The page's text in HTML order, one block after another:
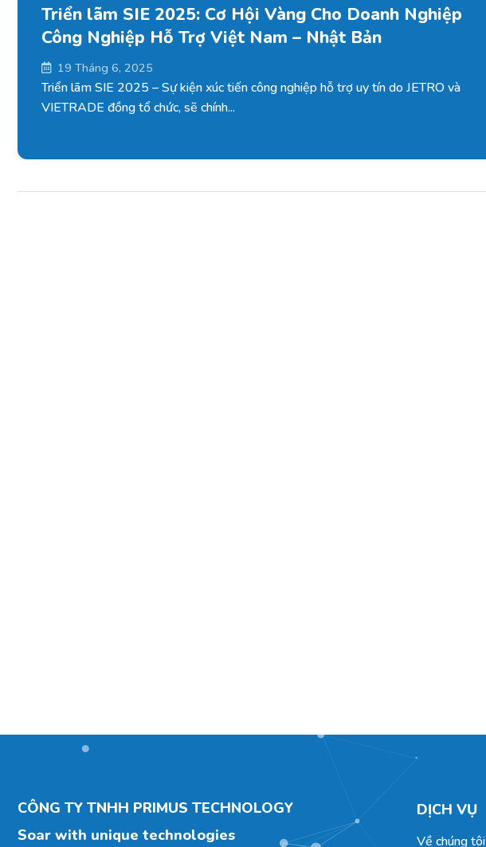
Triển lãm SIE 2025: Cơ Hội Vàng Cho Doanh Nghiệp
Công Nghiệp Hỗ Trợ Việt Nam – Nhật Bản
19 Tháng 6, 2025
Triển lãm SIE 2025 – Sự kiện xúc tiến công nghiệp hỗ trợ uy tín do JETRO và
VIETRADE đồng tổ chức, sẽ chính...
CÔNG TY TNHH PRIMUS TECHNOLOGY
Soar with unique technologies
DỊCH VỤ
Về chúng tôi